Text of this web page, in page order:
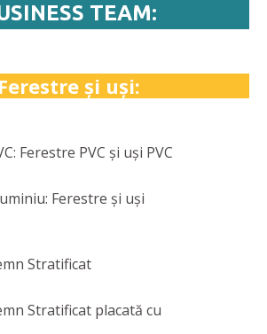
TEAM:
Ferestre și uși:
Ferestre PVC și uși PVC
Ferestre și uși
Stratificat
Stratificat placată cu